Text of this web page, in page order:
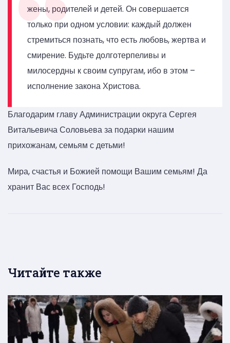
жены, родителей и детей. Он совершается
только при одном условии: каждый должен
стремиться познать, что есть любовь, жертва и
смирение. Будьте долготерпеливы и
милосердны к своим супругам, ибо в этом –
исполнение закона Христова.
Благодарим главу Администрации округа Сергея
Витальевича Соловьева за подарки нашим
прихожанам, семьям с детьми!
Мира, счастья и Божией помощи Вашим семьям! Да
хранит Вас всех Господь!
Читайте также